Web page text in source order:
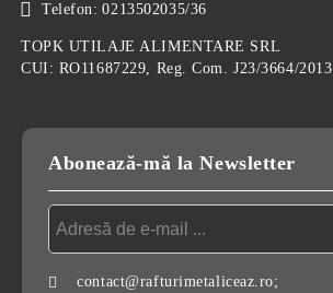
Telefon: 0213502035/36
TOPK UTILAJE ALIMENTARE SRL
CUI: RO11687229, Reg. Com. J23/3664/2013
Abonează-mă la Newsletter
contact@rafturimetaliceaz.ro;